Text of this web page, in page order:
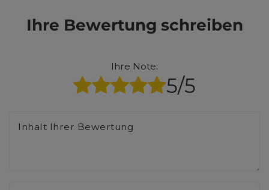
Ihre Bewertung schreiben
Ihre Note:
5/5
Inhalt Ihrer Bewertung